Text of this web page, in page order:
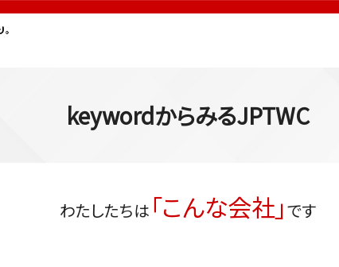
keywordからみるJPTWC
わたしたちは 「こんな会社」です